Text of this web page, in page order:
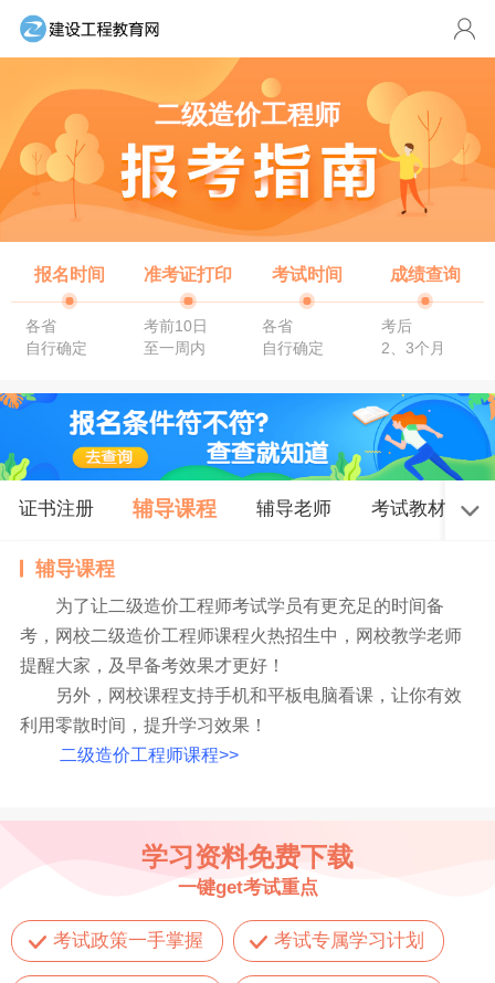
二级造价工程师
报名时间
各省
自行确定
准考证打印
考前10日
至一周内
考试时间
各省
自行确定
成绩查询
考后
2、3个月
证书注册 辅导课程 辅导老师 考试教材
辅导课程
为了让二级造价工程师考试学员有更充足的时间备
考，网校二级造价工程师课程火热招生中，网校教学老师
提醒大家，及早备考效果才更好！
另外，网校课程支持手机和平板电脑看课，让你有效
利用零散时间，提升学习效果！
二级造价工程师课程>>
学习资料免费下载
一键get考试重点
考试政策一手掌握 考试专属学习计划